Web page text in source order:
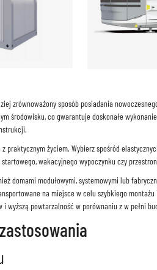
zrównoważony sposób posiadania
środowisku, co gwarantuje doskonałe
praktycznym życiem. Wybierz spośród
wakacyjnego wypoczynku czy
domami modułowymi, systemowymi lub
na miejsce w celu szybkiego
wyższą powtarzalność w porównaniu z w pełni